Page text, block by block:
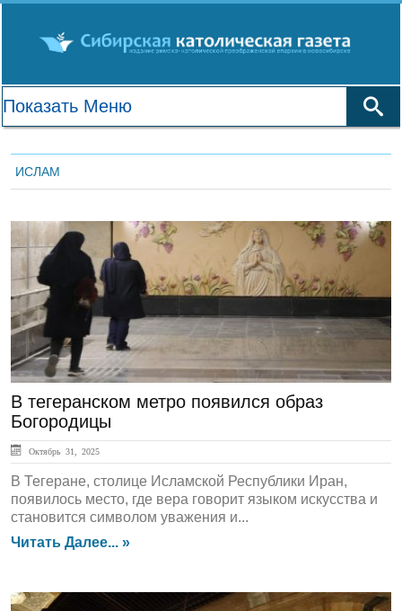
ИСЛАМ
ЛЕНТА НОВОСТЕЙ
В тегеранском метро появился образ
Богородицы
Октябрь 31, 2025
В Тегеране, столице Исламской Республики Иран,
появилось место, где вера говорит языком искусства и
становится символом уважения и...
Читать Далее... »